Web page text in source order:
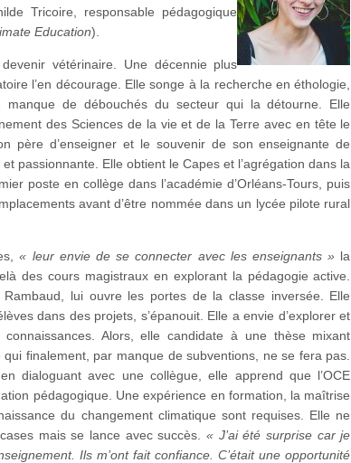
Tricoire, responsable pédagogique
Education).
vétérinaire. Une décennie plus
l’en décourage. Elle songe à la recherche en éthologie,
manque de débouchés du secteur qui la détourne. Elle
des Sciences de la vie et de la Terre avec en tête le
père d’enseigner et le souvenir de son enseignante de
passionnante. Elle obtient le Capes et l’agrégation dans la
poste en collège dans l’académie d’Orléans-Tours, puis
avant d’être nommée dans un lycée pilote rural
« leur envie de se connecter avec les enseignants » la
des cours magistraux en explorant la pédagogie active.
Rambaud, lui ouvre les portes de la classe inversée. Elle
dans des projets, s’épanouit. Elle a envie d’explorer et
connaissances. Alors, elle candidate à une thèse mixant
finalement, par manque de subventions, ne se fera pas.
dialoguant avec une collègue, elle apprend que l’OCE
pédagogique. Une expérience en formation, la maîtrise
du changement climatique sont requises. Elle ne
mais se lance avec succès.« J’ai été surprise car je
Ils m’ont fait confiance. C’était une opportunité